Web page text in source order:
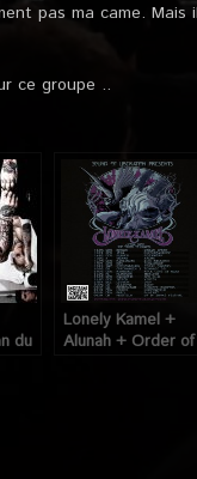
pas ma came.
ce groupe ..
du
Lonely Kamel +
Alunah + Order of